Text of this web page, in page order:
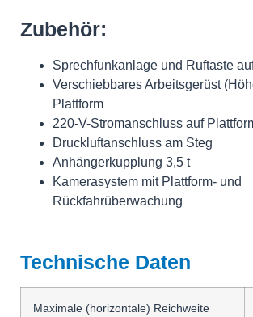
Zubehör:
Sprechfunkanlage und Ruftaste
Verschiebbares Arbeitsgerüst
Plattform
220-V-Stromanschluss auf
Druckluftanschluss am Steg
Anhängerkupplung 3,5 t
Kamerasystem mit Plattform- und
Rückfahrüberwachung
Technische Daten
Maximale (horizontale) Reichweite